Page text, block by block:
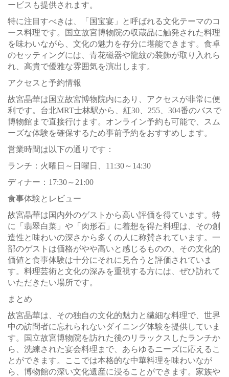
ービスも提供されます。
特に注目すべきは、「国宝宴」と呼ばれる文化テーマのコ
ース料理です。国立故宮博物院の収蔵品に触発された料理
を味わいながら、文化の魅力を存分に堪能できます。食卓
のセッティングには、青花磁器や龍紋の装飾が取り入れら
れ、高貴で優雅な雰囲気を演出します。
アクセスと予約情報
故宮晶華は国立故宮博物院内にあり、アクセスが非常に便
利です。台北MRT士林駅から、紅30、255、304番のバスで
博物館まで直接行けます。オンライン予約も可能で、スム
ーズな体験を確保するため事前予約をおすすめします。
営業時間は以下の通りです：
ランチ：火曜日～日曜日、11:30～14:30
ディナー：17:30～21:00
食事体験とレビュー
故宮晶華は国内外のゲストから高い評価を得ています。特
に「翡翠白菜」や「肉形石」に着想を得た料理は、その創
造性と味わいの深さから多くの人に称賛されています。一
部のゲストは価格がやや高いと感じるものの、その文化的
価値と食事体験は十分にそれに見合うと評価されていま
す。料理芸術と文化の深みを重視する方には、ぜひ訪れて
いただきたい場所です。
まとめ
故宮晶華は、その独自の文化的魅力と繊細な料理で、世界
中の訪問者に忘れられないダイニング体験を提供していま
す。国立故宮博物院を訪れた後のリラックスしたランチか
ら、洗練された宴会料理まで、あらゆるニーズに応えるこ
とができます。ここでは本格的な中華料理を味わいなが
ら、博物館の深い文化遺産に浸ることができます。家族や